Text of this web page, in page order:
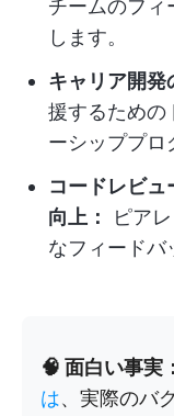
チームのフィ
します。
キャリア開発
援するための
ーシッププロ
コードレビ
向上：
ピア
なフィードバ
🧠 面白い事実：
は、実際のバ